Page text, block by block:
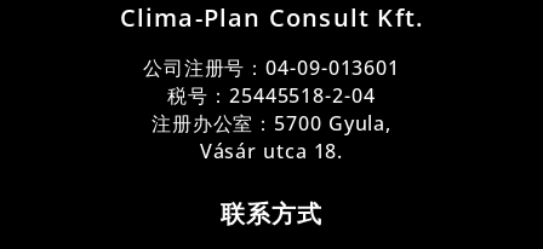
Clima-Plan Consult Kft.
公司注册号：04-09-013601
税号：25445518-2-04
注册办公室：5700 Gyula,
Vásár utca 18.
联系方式